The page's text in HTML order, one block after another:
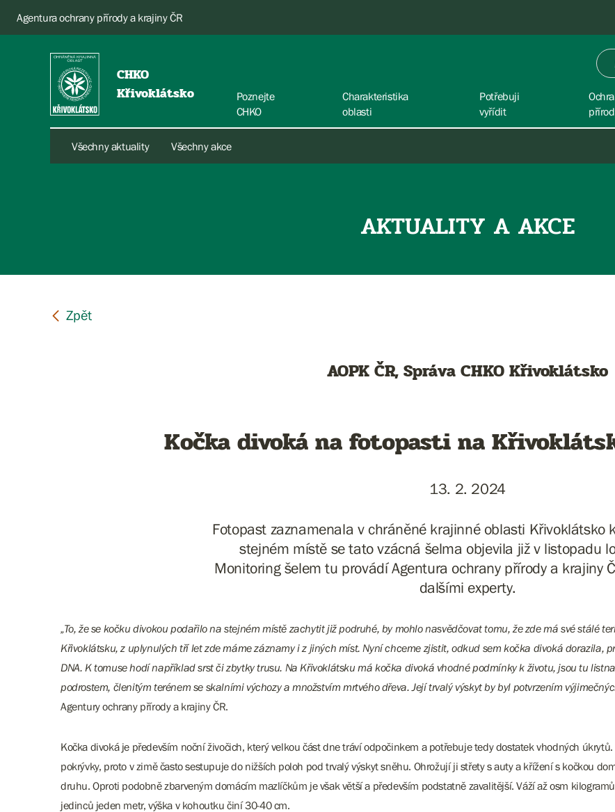
Agentura ochrany přírody a krajiny ČR
CHKO
Křivoklátsko
Poznejte
CHKO
Charakteristika
oblasti
Potřebuji
vyřídit
Všechny aktuality Všechny akce
AKTUALITY A AKCE
AOPK ČR, Správa CHKO Křivoklátsko
Kočka divoká na fotopasti na
13. 2. 2024
Fotopast zaznamenala v chráněné krajinné oblasti Křivoklátsko
stejném místě se tato vzácná šelma objevila již v listopadu
Monitoring šelem tu provádí Agentura ochrany přírody a krajiny
dalšími experty.
„To, že se kočku divokou podařilo na stejném místě zachytit již podruhé, by mohlo nasvědčovat tomu, že zde má své stálé
Křivoklátsku, z uplynulých tří let zde máme záznamy i z jiných míst. Nyní chceme zjistit, odkud sem kočka divoká dorazila,
DNA. K tomuse hodí například srst či zbytky trusu. Na Křivoklátsku má kočka divoká vhodné podmínky k životu, jsou tu
podrostem, členitým terénem se skalními výchozy a množstvím mrtvého dřeva. Její trvalý výskyt by byl potvrzením
Agentury ochrany přírody a krajiny ČR.
Kočka divoká je především noční živočich, který velkou část dne tráví odpočinkem a potřebuje tedy dostatek vhodných
pokrývky, proto v zimě často sestupuje do nižších poloh pod trvalý výskyt sněhu. Ohrožují ji střety s auty a křížení s kočkou
druhu. Oproti podobně zbarveným domácím mazlíčkům je však větší a především podstatně zavalitější. Váží až osm
jedinců jeden metr, výška v kohoutku činí 30-40 cm.